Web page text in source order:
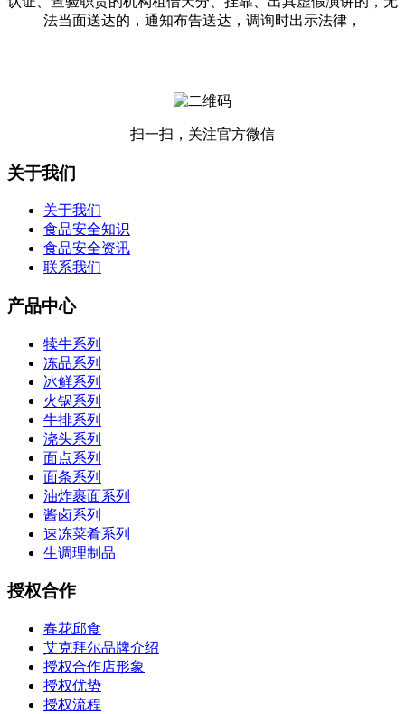
法当面送达的，通知布告送达，调询时出示法律，
扫一扫，关注官方微信
关于我们
关于我们
食品安全知识
食品安全资讯
联系我们
产品中心
犊牛系列
冻品系列
冰鲜系列
火锅系列
牛排系列
浇头系列
面点系列
面条系列
油炸裹面系列
酱卤系列
速冻菜肴系列
生调理制品
授权合作
春花邱食
艾克拜尔品牌介绍
授权合作店形象
授权优势
授权流程